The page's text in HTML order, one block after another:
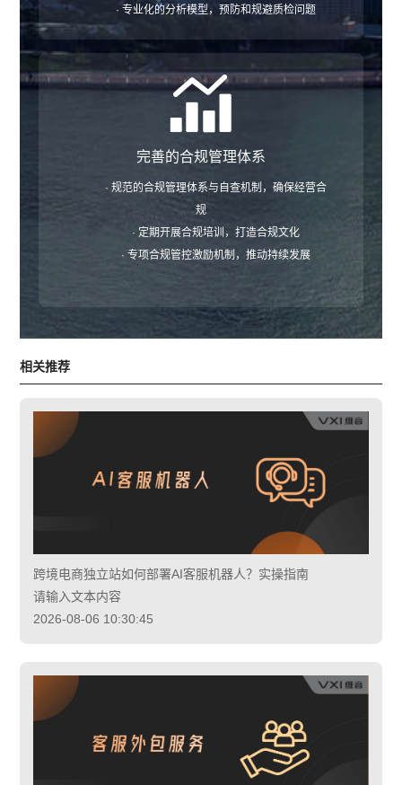
· 专业化的分析模型，预防和规避质检问题
完善的合规管理体系
· 规范的合规管理体系与自查机制，确保经营合
规
· 定期开展合规培训，打造合规文化
· 专项合规管控激励机制，推动持续发展
相关推荐
跨境电商独立站如何部署AI客服机器人？实操指南
请输入文本内容
2026-08-06 10:30:45